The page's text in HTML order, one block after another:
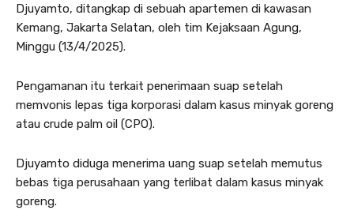
Djuyamto, ditangkap di sebuah apartemen di kawasan
Kemang, Jakarta Selatan, oleh tim Kejaksaan Agung,
Minggu (13/4/2025).
Pengamanan itu terkait penerimaan suap setelah
memvonis lepas tiga korporasi dalam kasus minyak goreng
atau crude palm oil (CPO).
Djuyamto diduga menerima uang suap setelah memutus
bebas tiga perusahaan yang terlibat dalam kasus minyak
goreng.